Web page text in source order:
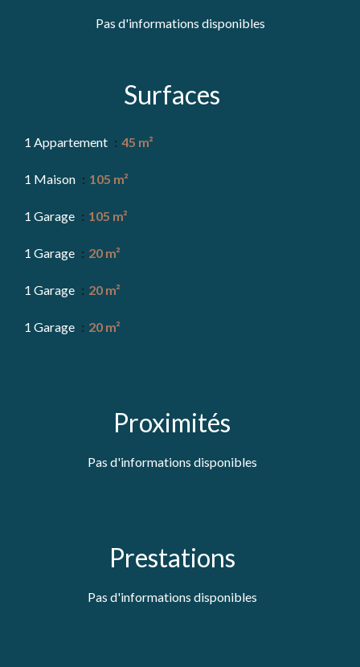
Pas d'informations disponibles
Surfaces
1 Appartement 45 m²
1 Maison 105 m²
1 Garage 105 m²
1 Garage 20 m²
1 Garage 20 m²
1 Garage 20 m²
Proximités
Pas d'informations disponibles
Prestations
Pas d'informations disponibles